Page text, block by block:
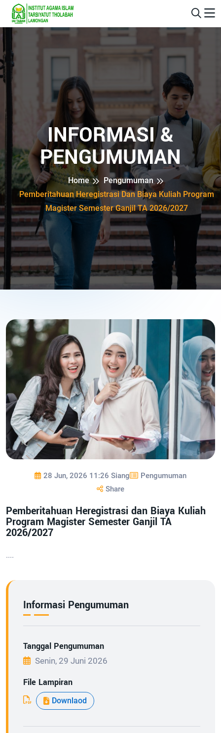
INFORMASI &
PENGUMUMAN
Home
Pengumuman
Pemberitahuan Heregistrasi Dan Biaya Kuliah Program
Magister Semester Ganjil TA 2026/2027
28 Jun, 2026 11:26 Siang
Pengumuman
Share
Pemberitahuan Heregistrasi dan Biaya Kuliah
Program Magister Semester Ganjil TA
2026/2027
....
Informasi Pengumuman
Tanggal Pengumuman
Senin, 29 Juni 2026
File Lampiran
Downlaod